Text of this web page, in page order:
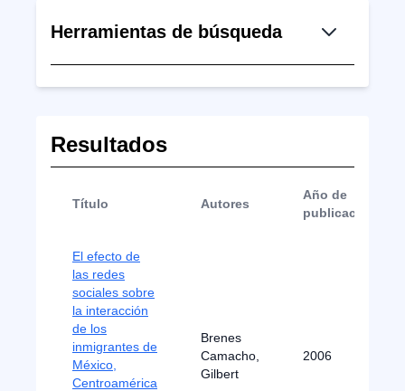
Herramientas de búsqueda
Resultados
Título Autores
Año de
publicación
El efecto de
las redes
sociales sobre
la interacción
de los
inmigrantes de
México,
Centroamérica
Brenes
Camacho,
Gilbert
2006